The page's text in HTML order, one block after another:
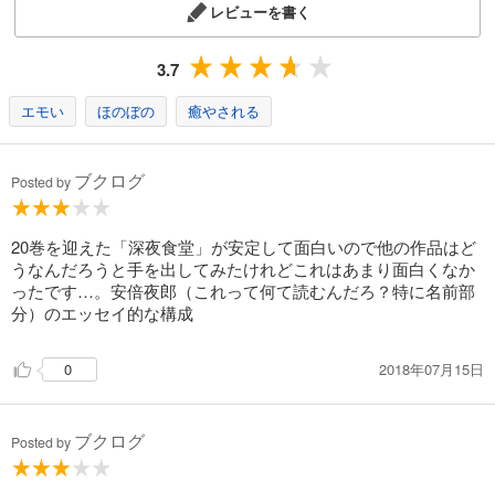
レビューを書く
3.7
エモい ほのぼの 癒やされる
Posted by ブクログ
20巻を迎えた「深夜食堂」が安定して面白いので他の作品はど
うなんだろうと手を出してみたけれどこれはあまり面白くなか
ったです…。安倍夜郎（これって何て読むんだろ？特に名前部
分）のエッセイ的な構成
0 2018年07月15日
Posted by ブクログ